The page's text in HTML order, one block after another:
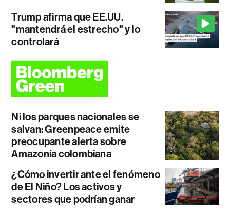
Trump afirma que EE.UU.
"mantendrá el estrecho" y lo
controlará
Ni los parques nacionales se
salvan: Greenpeace emite
preocupante alerta sobre
Amazonía colombiana
¿Cómo invertir ante el fenómeno
de El Niño? Los activos y
sectores que podrían ganar